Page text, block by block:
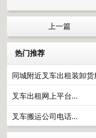
上一篇
热门推荐
同城附近叉车出租装卸货
叉车出租网上平台...
叉车搬运公司电话...